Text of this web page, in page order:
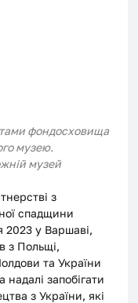
фондосховища
музею.
музей
з
спадщини
2023 у Варшаві,
з Польщі,
та України
запобігати
з України, які